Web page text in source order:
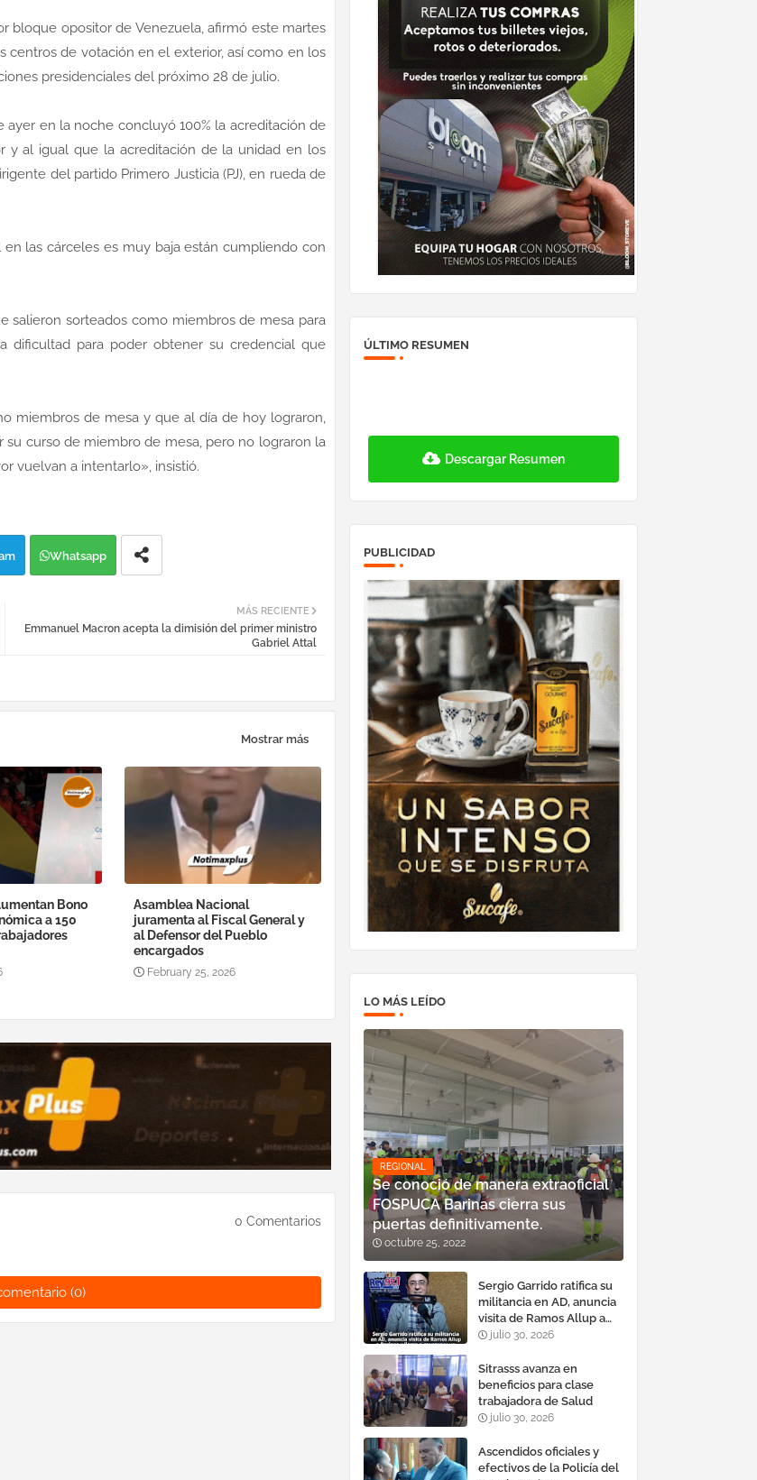
bloque opositor de Venezuela, afirmó este martes
centros de votación en el exterior, así como en los
presidenciales del próximo 28 de julio.
en la noche concluyó 100% la acreditación de
al igual que la acreditación de la unidad en los
del partido Primero Justicia (PJ), en rueda de
las cárceles es muy baja están cumpliendo con
salieron sorteados como miembros de mesa para
dificultad para poder obtener su credencial que
miembros de mesa y que al día de hoy lograron,
curso de miembro de mesa, pero no lograron la
vuelvan a intentarlo», insistió.
Whatsapp
MÁS RECIENTE
Emmanuel Macron acepta la dimisión del primer ministro
Gabriel Attal
Mostrar más
Bono
a 150
Asamblea Nacional
juramenta al Fiscal General y
al Defensor del Pueblo
encargados
February 25, 2026
0 Comentarios
(0)
ÚLTIMO RESUMEN
Descargar Resumen
PUBLICIDAD
LO MÁS LEÍDO
REGIONAL
Se conoció de manera extraoficial
FOSPUCA Barinas cierra sus
puertas definitivamente.
octubre 25, 2022
Sergio Garrido ratifica su
militancia en AD, anuncia
visita de Ramos Allup a
Barinas y llama a
cauteloso»
julio 30, 2026
Sitrasss avanza en
beneficios para clase
trabajadora de Salud
julio 30, 2026
Ascendidos oficiales y
efectivos de la Policía del